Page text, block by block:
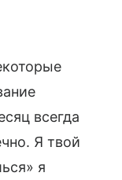
всегда
Я твой
я